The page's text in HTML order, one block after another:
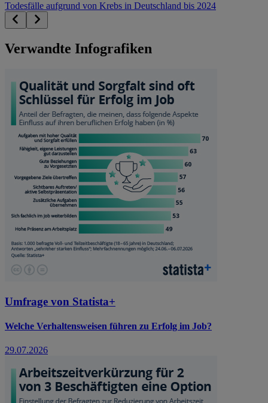
Todesfälle aufgrund von Krebs in Deutschland bis 2024
Verwandte Infografiken
Umfrage von Statista+
Welche Verhaltensweisen führen zu Erfolg im Job?
29.07.2026